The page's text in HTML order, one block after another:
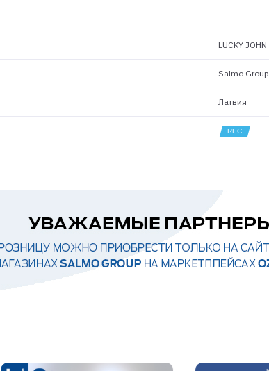
LUCKY JOHN
Salmo
Латвия